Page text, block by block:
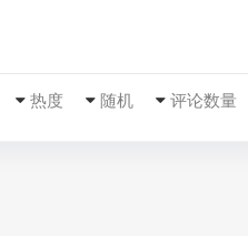
评论数量
随机
热度